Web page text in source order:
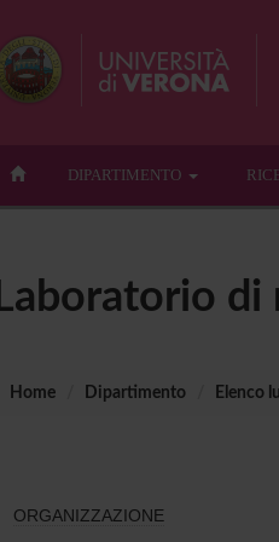
DIPARTIMENTO
Laboratorio di
Home Dipartimento Elenco
ORGANIZZAZIONE